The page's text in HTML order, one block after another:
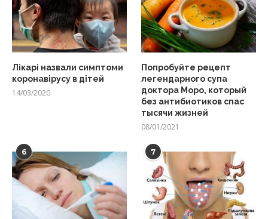
Лікарі назвали симптоми
коронавірусу в дітей
14/03/2020
Попробуйте рецепт
легендарного супа
доктора Моро, который
без антибиотиков спас
тысячи жизней
08/01/2021
6 7